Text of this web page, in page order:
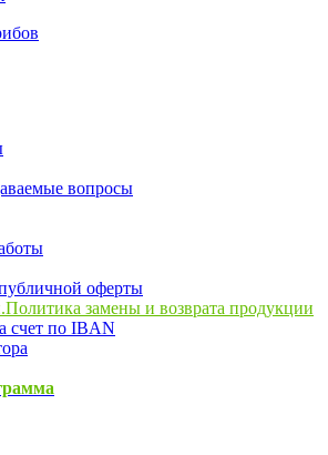
вопросы
оферты
замены и возврата продукции
счет по IBAN